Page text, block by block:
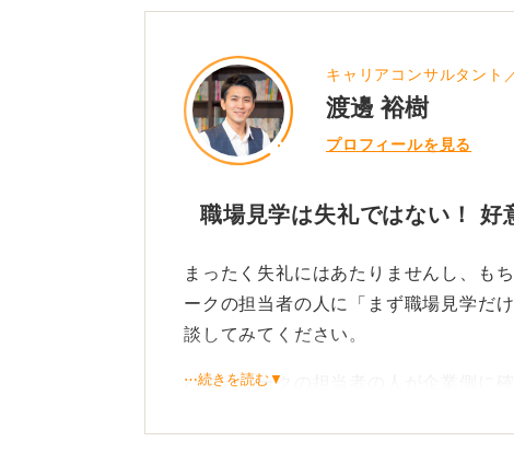
キャリアコンサルタント
渡邊 裕樹
プロフィールを見る
職場見学は失礼ではない！ 好
まったく失礼にはあたりませんし、も
ークの担当者の人に「まず職場見学だ
談してみてください。
ハローワークの担当者の人が企業側に
⋯続きを読む▼